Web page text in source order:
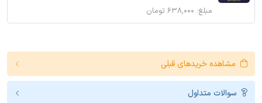
مبلغ: ۶۳۸,۰۰۰ تومان
مشاهده خریدهای قبلی
سوالات متداول